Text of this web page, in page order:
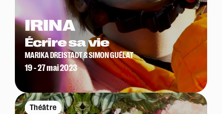
IRINA
Écrire sa vie
MARIKA DREISTADT & SIMON GUÉLAT
19 - 27 mai 2023
Théâtre